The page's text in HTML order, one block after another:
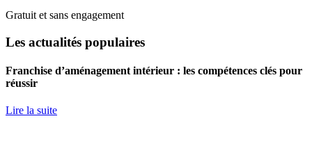
Gratuit et sans engagement
Les actualités populaires
Franchise d’aménagement intérieur : les compétences clés pour
réussir
Lire la suite